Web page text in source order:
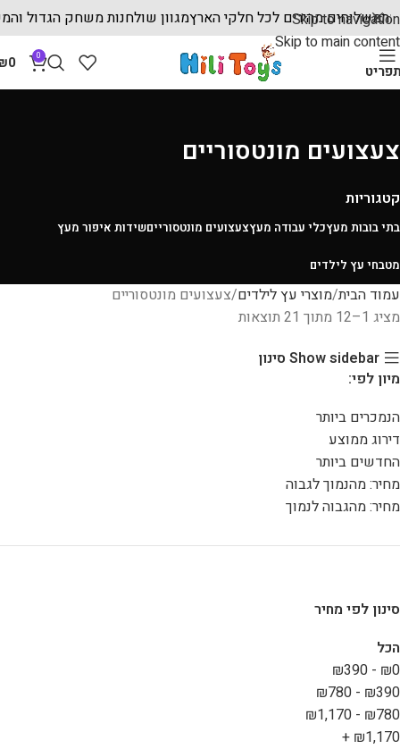
Skip to navigation
Skip to main content
0
0
צעצועים מונטסוריים
קטגוריות
בתי בובות מעץכלי עבודה מעץצעצועים מונטסורייםשידות איפור מעץ
מטבחי עץ לילדים
עמוד הבית מוצרי עץ לילדים צעצועים מונטסוריים
מציג 1–12 מתוך 21 תוצאות
Show sidebar סינון
מיון לפי:
הנמכרים ביותר
דירוג ממוצע
החדשים ביותר
מחיר: מהנמוך לגבוה
מחיר: מהגבוה לנמוך
סינון לפי מחיר
הכל
₪0
-
₪390
₪390
-
₪780
₪780
-
₪1,170
₪1,170
+
מגוון שולחנות משחקמשלוחים מהירים לכל חלקי הארץ